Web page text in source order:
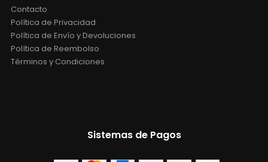
Contacto
Política de Privacidad
Política de Envío y Devoluciones
Política de Reembolso
Términos y Condiciones
Sistemas de Pagos